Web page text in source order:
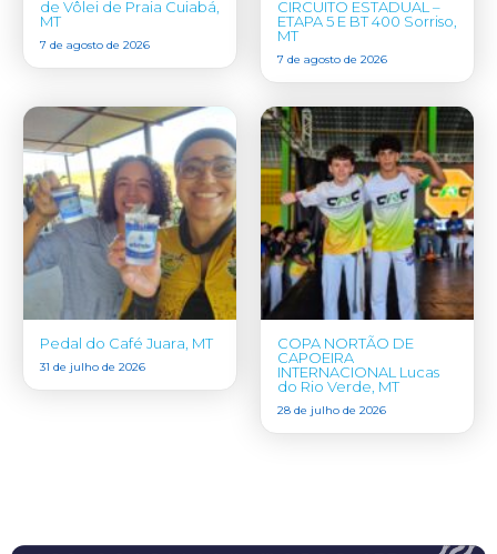
de Vôlei de Praia Cuiabá,
MT
7 de agosto de 2026
CIRCUITO ESTADUAL –
ETAPA 5 E BT 400 Sorriso,
MT
7 de agosto de 2026
Pedal do Café Juara, MT
31 de julho de 2026
COPA NORTÃO DE
CAPOEIRA
INTERNACIONAL Lucas
do Rio Verde, MT
28 de julho de 2026